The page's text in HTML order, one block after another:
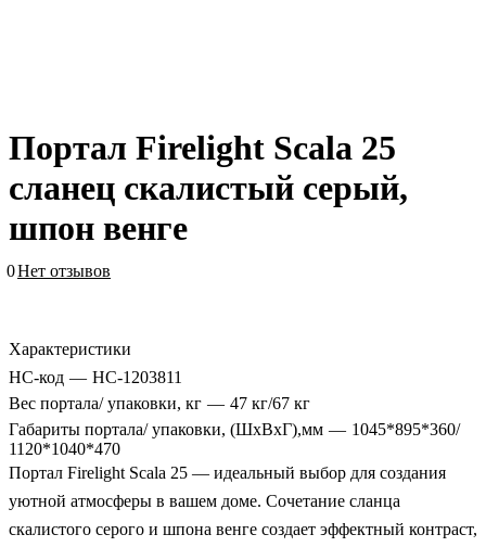
Портал Firelight Scala 25
сланец скалистый серый,
шпон венге
0Нет отзывов
Характеристики
HC-код — НС-1203811
Вес портала/ упаковки, кг — 47 кг/67 кг
Габариты портала/ упаковки, (ШхВхГ),мм — 1045*895*360/
1120*1040*470
Портал Firelight Scala 25 — идеальный выбор для создания
уютной атмосферы в вашем доме. Сочетание сланца
скалистого серого и шпона венге создает эффектный контраст,